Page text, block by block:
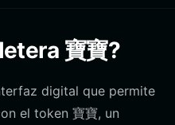
寶寶?
digital que permite
el token 寶寶, un